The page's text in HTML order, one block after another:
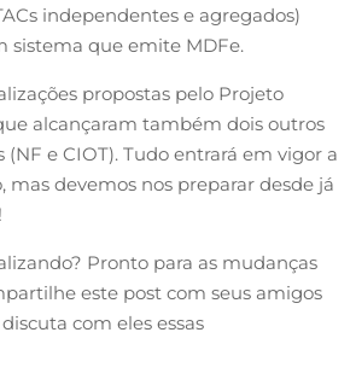
independentes e agregados)
sistema que emite MDFe.
propostas pelo Projeto
alcançaram também dois outros
e CIOT). Tudo entrará em vigor a
mas devemos nos preparar desde já
Pronto para as mudanças
este post com seus amigos
com eles essas